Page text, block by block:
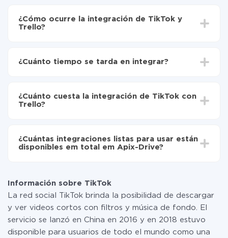
¿Cómo ocurre la integración de TikTok y
Trello?
Elija qué datos transferir de TikTok a Trello
de TikTok a Trello
¿Cuánto tiempo se tarda en integrar?
oscilar entre 5 y 30 minutos. En promedio, la
configuración tarda entre 10 y 15 minutos.
¿Cuánto cuesta la integración de TikTok con
Trello?
tarifas. Usted solo paga por la cantidad de datos que
realmente se transfieren de uno de sus sistemas a otro
manera segura un plan de tarifa gratuita o cambiar a
uno de pago, si es necesario. Más detalles sobre
tarifas.
¿Cuántas integraciones listas para usar están
disponibles em total em Apix-Drive?
Información sobre TikTok
La red social TikTok brinda la posibilidad de descargar
y ver videos cortos con filtros y música de fondo. El
servicio se lanzó en China en 2016 y en 2018 estuvo
disponible para usuarios de todo el mundo como una